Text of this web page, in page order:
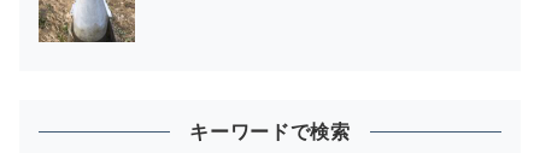
キーワードで検索